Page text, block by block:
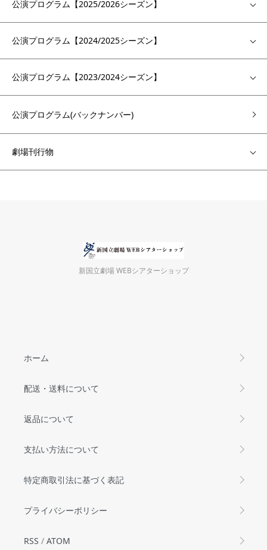
公演プログラム【2025/2026シーズン】
公演プログラム【2024/2025シーズン】
公演プログラム【2023/2024シーズン】
公演プログラム(バックナンバー)
劇場刊行物
新国立劇場 WEBシアターショップ
ホーム
配送・送料について
返品について
支払い方法について
特定商取引法に基づく表記
プライバシーポリシー
RSS / ATOM